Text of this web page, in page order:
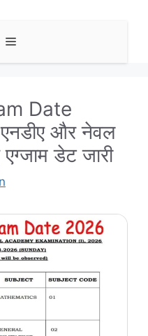
Menu
Date
और नेवल
एग्जाम डेट जारी